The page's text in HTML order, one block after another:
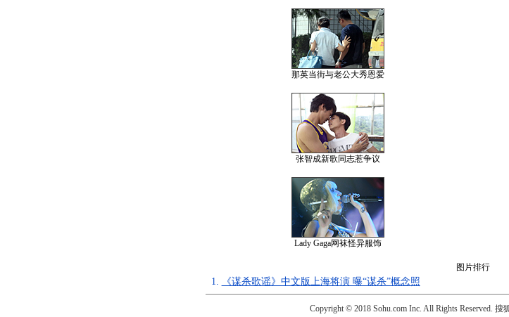
那英当街与老公大秀恩爱
张智成新歌同志惹争议
Lady Gaga网袜怪异服饰
图片排行
1. 《谋杀歌谣》中文版上海将演 曝“谋杀”概念照
Copyright © 2018 Sohu.com Inc. All Rights Reserved. 搜